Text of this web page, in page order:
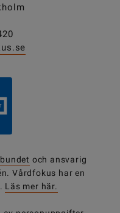
och ansvarig
Vårdfokus har en
Läs mer här.